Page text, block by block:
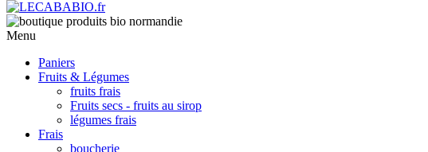
Menu
Paniers
Fruits & Légumes
fruits frais
Fruits secs - fruits au sirop
légumes frais
Frais
boucherie